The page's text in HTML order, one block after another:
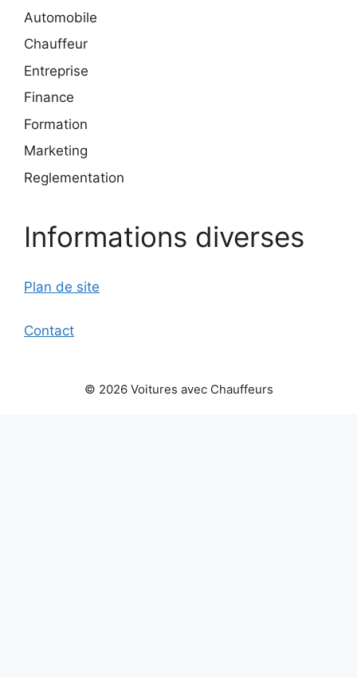
Automobile
Chauffeur
Entreprise
Finance
Formation
Marketing
Reglementation
Informations diverses
Plan de site
Contact
© 2026 Voitures avec Chauffeurs